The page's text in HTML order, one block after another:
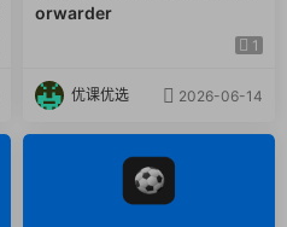
orwarder
1
优课优选 2026-06-14